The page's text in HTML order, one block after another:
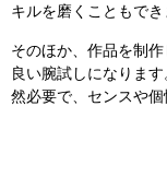
キルを磨くこともでき
そのほか、作品を制
良い腕試しになりま
然必要で、センスや個